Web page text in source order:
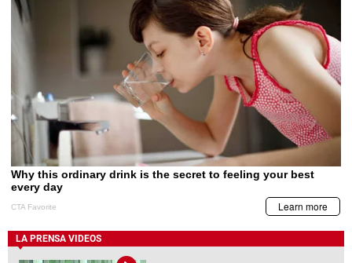
LA PRENSA VIDEOS